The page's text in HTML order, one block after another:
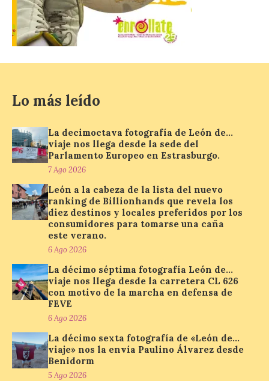
El Gobierno de España
lanza un visor web para
localizar y disfrutar del
agosto con seguridad
que permite conocer la
posición exacta del Sol y
así localizar el lugar ideal
para observar el eclipse
solar del 12 de agosto de 2026 sin
obstáculos. El visor es una herramienta a
la […]
Paradores renueva su
compromiso con La Vuelta
como patrocinador oficial
7 Ago 2026
La cadena hotelera pública
volverá a estar presente
en la zona de descanso
junto al control de firmas
y, como novedad, en el
Leaders Lounge, dos espacios exclusivos
Lo más leído
La decimoctava fotografía de León de…
viaje nos llega desde la sede del
Parlamento Europeo en Estrasburgo.
7 Ago 2026
León a la cabeza de la lista del nuevo
ranking de Billionhands que revela los
diez destinos y locales preferidos por los
consumidores para tomarse una caña
este verano.
6 Ago 2026
La décimo séptima fotografía León de…
viaje nos llega desde la carretera CL 626
con motivo de la marcha en defensa de
FEVE
6 Ago 2026
La décimo sexta fotografía de «León de…
viaje» nos la envía Paulino Álvarez desde
Benidorm
5 Ago 2026